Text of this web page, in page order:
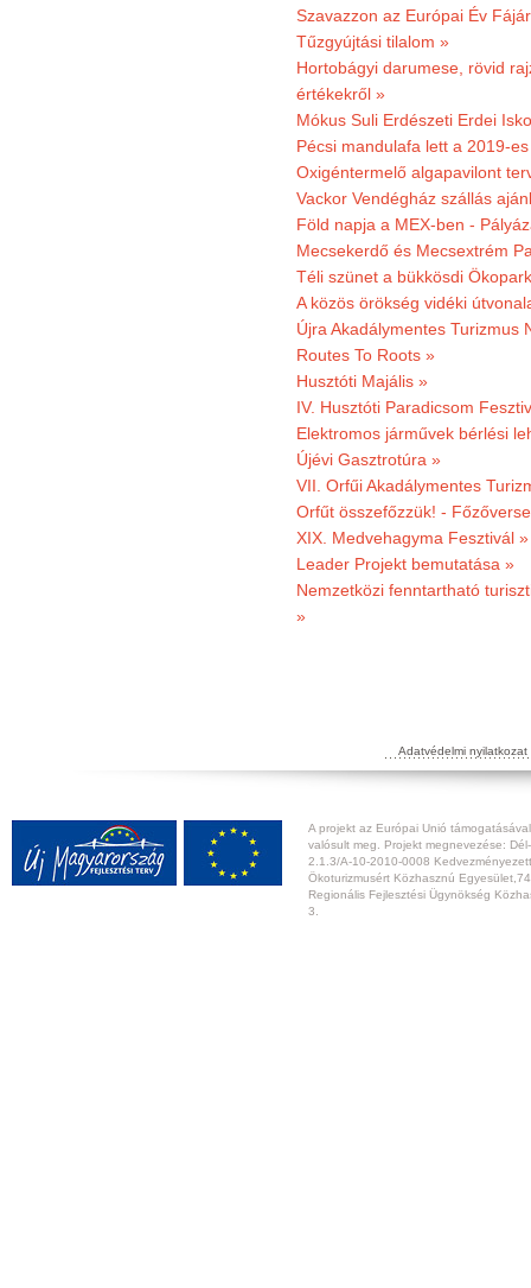
Szavazzon az Európai Év
Tűzgyújtási tilalom »
Hortobágyi darumese, rövid
értékekről »
Mókus Suli Erdészeti Erdei
Pécsi mandulafa lett a 2019-
Oxigéntermelő algapavilont
Vackor Vendégház szállás
Föld napja a MEX-ben -
Mecsekerdő és Mecsextrém
Téli szünet a bükkösdi
A közös örökség vidéki
Újra Akadálymentes Turizmus
Routes To Roots »
Husztóti Majális »
IV. Husztóti Paradicsom
Elektromos járművek bérlési
Újévi Gasztrotúra »
VII. Orfűi Akadálymentes
Orfűt összefőzzük! -
XIX. Medvehagyma Fesztivál »
Leader Projekt bemutatása »
Nemzetközi fenntartható
»
Adatvédelmi nyilatkozat
A projekt az Európai Unió
valósult meg. Projekt megnevezése:
2.1.3/A-10-2010-0008
Ökoturizmusért Közhasznú
Regionális Fejlesztési Ügynökség
3.